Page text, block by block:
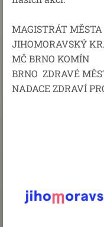
MAGISTRÁT
JIHOMORAVSKÝ
MČ BRNO KOMÍN
BRNO ZDRAVÉ
NADACE ZDRAVÍ